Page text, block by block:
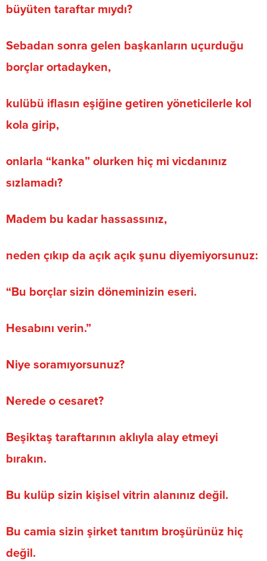
büyüten taraftar mıydı?
Sebadan sonra gelen başkanların uçurduğu
borçlar ortadayken,
kulübü iflasın eşiğine getiren yöneticilerle kol
kola girip,
onlarla “kanka” olurken hiç mi vicdanınız
sızlamadı?
Madem bu kadar hassassınız,
neden çıkıp da açık açık şunu diyemiyorsunuz:
“Bu borçlar sizin döneminizin eseri.
Hesabını verin.”
Niye soramıyorsunuz?
Nerede o cesaret?
Beşiktaş taraftarının aklıyla alay etmeyi
bırakın.
Bu kulüp sizin kişisel vitrin alanınız değil.
Bu camia sizin şirket tanıtım broşürünüz hiç
değil.